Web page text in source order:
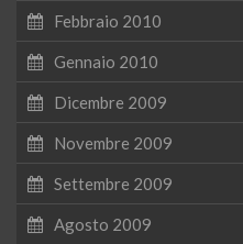
Febbraio 2010
Gennaio 2010
Dicembre 2009
Novembre 2009
Settembre 2009
Agosto 2009